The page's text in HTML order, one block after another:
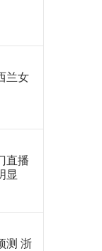
兰女
直播
显
浙